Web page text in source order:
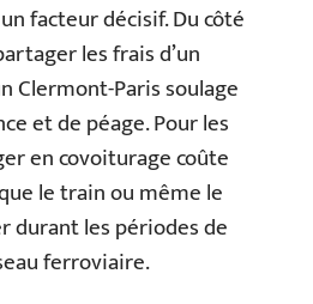
facteur décisif. Du côté
les frais d’un
Clermont-Paris soulage
et de péage. Pour les
en covoiturage coûte
le train ou même le
durant les périodes de
ferroviaire.